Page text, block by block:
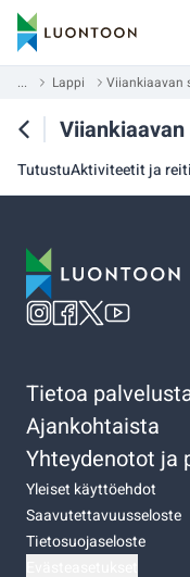
... Lappi Viiankiaavan
TutustuAktiviteetit ja
Tietoa
Ajankohtaista
Yhteydenotot ja
Yleiset käyttöehdot
Saavutettavuusseloste
Tietosuojaseloste